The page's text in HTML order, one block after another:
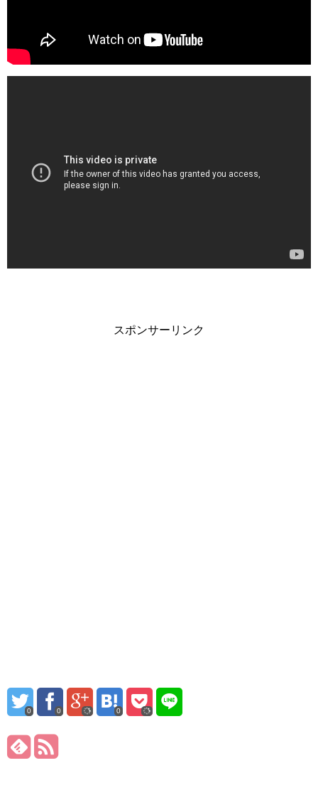
スポンサーリンク
0 0 0